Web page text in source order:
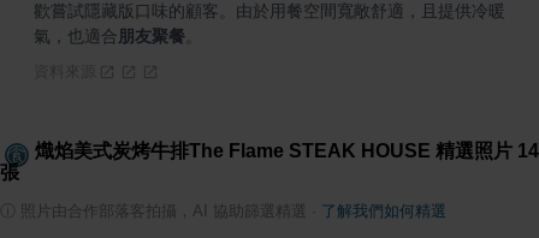
歡嘗試隱藏版口味的顧客。由於用餐空間寬敞舒適，且提供冷暖
氣，也適合 朋友聚餐
熾焰美式炭烤牛排The Flame STEAK HOUSE 精選照片 14
張
照片由合作部落客拍攝，AI 協助篩選精選 了解我們如何精選